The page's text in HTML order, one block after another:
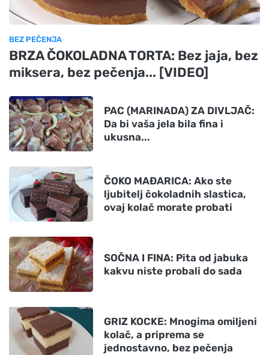
BEZ PEČENJA
BRZA ČOKOLADNA TORTA: Bez jaja, bez
miksera, bez pečenja... [VIDEO]
PAC (MARINADA) ZA DIVLJAČ:
Da bi vaša jela bila fina i
ukusna...
ČOKO MAĐARICA: Ako ste
ljubitelj čokoladnih slastica,
ovaj kolač morate probati
SOČNA I FINA: Pita od jabuka
kakvu niste probali do sada
GRIZ KOCKE: Mnogima omiljeni
kolač, a priprema se
jednostavno, bez pečenja